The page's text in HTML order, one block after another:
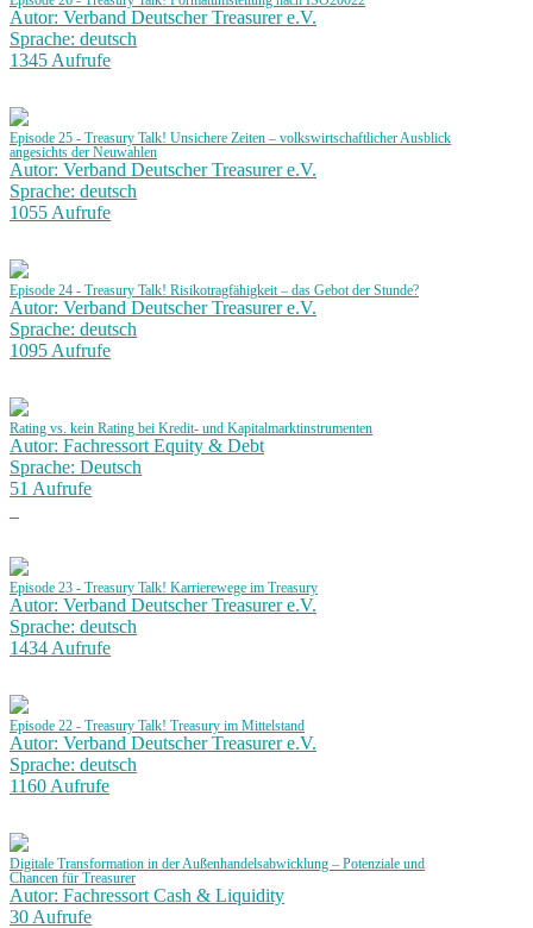
Autor: Verband Deutscher Treasurer e.V.
Sprache: deutsch
1345 Aufrufe
Episode 25 - Treasury Talk! Unsichere Zeiten – volkswirtschaftlicher Ausblick
angesichts der Neuwahlen
Autor: Verband Deutscher Treasurer e.V.
Sprache: deutsch
1055 Aufrufe
Episode 24 - Treasury Talk! Risikotragfähigkeit – das Gebot der Stunde?
Autor: Verband Deutscher Treasurer e.V.
Sprache: deutsch
1095 Aufrufe
Rating vs. kein Rating bei Kredit- und Kapitalmarktinstrumenten
Autor: Fachressort Equity & Debt
Sprache: Deutsch
51 Aufrufe
Episode 23 - Treasury Talk! Karrierewege im Treasury
Autor: Verband Deutscher Treasurer e.V.
Sprache: deutsch
1434 Aufrufe
Episode 22 - Treasury Talk! Treasury im Mittelstand
Autor: Verband Deutscher Treasurer e.V.
Sprache: deutsch
1160 Aufrufe
Digitale Transformation in der Außenhandelsabwicklung – Potenziale und
Chancen für Treasurer
Autor: Fachressort Cash & Liquidity
30 Aufrufe